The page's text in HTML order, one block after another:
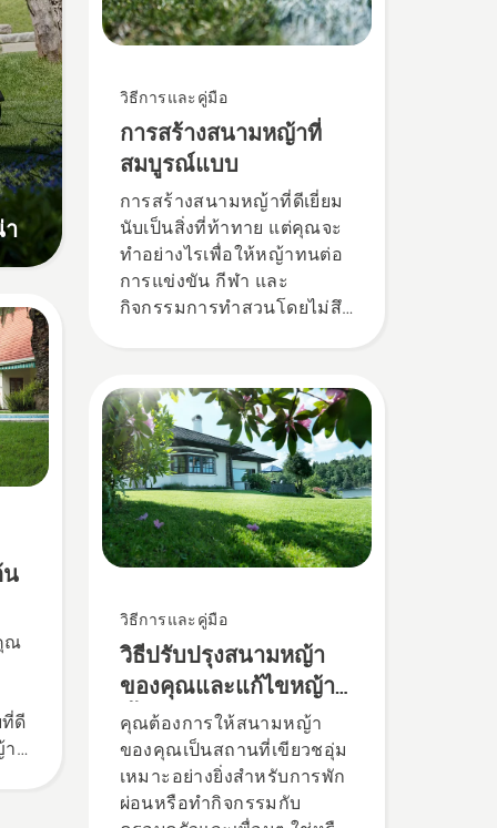
น
ณ
ที่ดี
วิธีการและคู่มือ
การสร้างสนามหญ้าที่
สมบูรณ์แบบ
การสร้างสนามหญ้าที่ดีเยี่ยม
นับเป็นสิ่งที่ท้าทาย แต่คุณจะ
ทำอย่างไรเพื่อให้หญ้าทนต่อ
การแข่งขัน กีฬา และ
กิจกรรมการทำสวนโดยไม่สึก
ช่ำชองในธุรกิจด้านนี้เพื่อหา
คำตอบ
วิธีการและคู่มือ
วิธีปรับปรุงสนามหญ้า
ของคุณและแก้ไขหญ้าที่
ขึ้นไม่ปะติดปะต่อกัน
คุณต้องการให้สนามหญ้า
ของคุณเป็นสถานที่เขียวชอุ่ม
เหมาะอย่างยิ่งสำหรับการพัก
ผ่อนหรือทำกิจกรรมกับ